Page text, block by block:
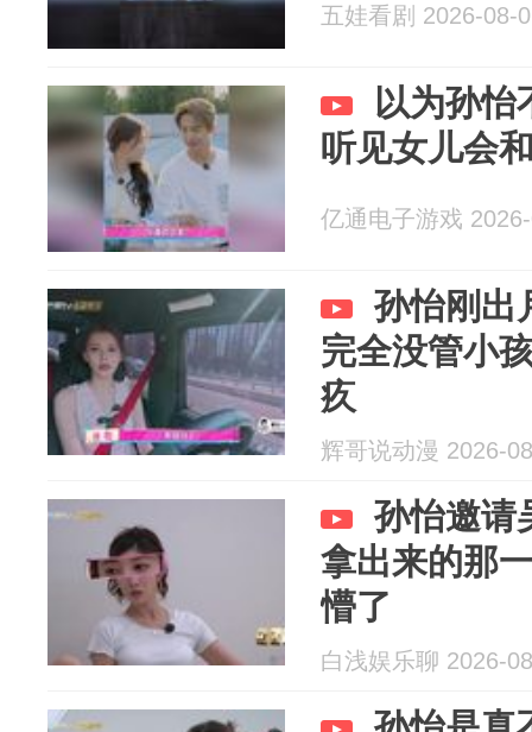
五娃看剧 2026-08-
以为孙怡
听见女儿会
亿通电子游戏
孙怡刚出
完全没管小
疚
辉哥说动漫 2026-
孙怡邀请
拿出来的那
懵了
白浅娱乐聊 2026-